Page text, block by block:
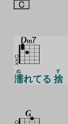
濡
ぬ
れてる 捨
す